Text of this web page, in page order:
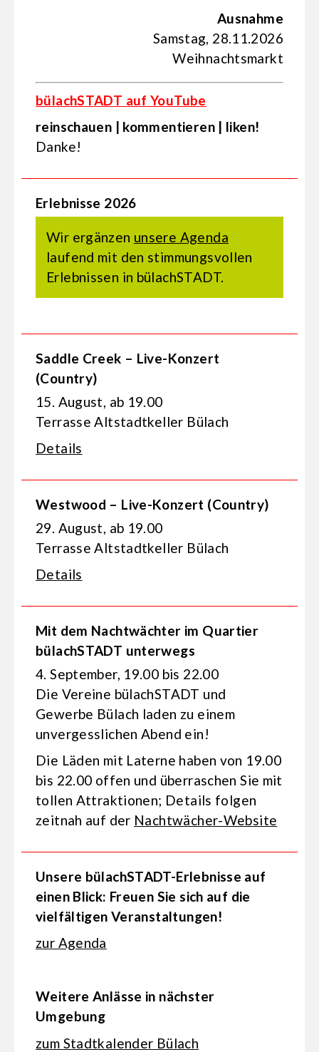
Ausnahme
Samstag, 28.11.2026
Weihnachtsmarkt
bülachSTADT auf YouTube
reinschauen | kommentieren | liken!
Danke!
Erlebnisse 2026
Wir ergänzen unsere Agenda
laufend mit den stimmungsvollen
Erlebnissen in bülachSTADT.
Saddle Creek – Live-Konzert
(Country)
15. August, ab 19.00
Terrasse Altstadtkeller Bülach
Details
Westwood – Live-Konzert (Country)
29. August, ab 19.00
Terrasse Altstadtkeller Bülach
Details
Mit dem Nachtwächter im Quartier
bülachSTADT unterwegs
4. September, 19.00 bis 22.00
Die Vereine bülachSTADT und
Gewerbe Bülach laden zu einem
unvergesslichen Abend ein!
Die Läden mit Laterne haben von 19.00
bis 22.00 offen und überraschen Sie mit
tollen Attraktionen; Details folgen
zeitnah auf der Nachtwächer-Website
Unsere bülachSTADT-Erlebnisse auf
einen Blick: Freuen Sie sich auf die
vielfältigen Veranstaltungen!
zur Agenda
Weitere Anlässe in nächster
Umgebung
zum Stadtkalender Bülach